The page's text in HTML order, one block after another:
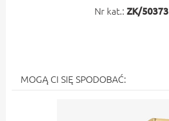
Nr kat.: ZK/50373
MOGĄ CI SIĘ SPODOBAĆ: